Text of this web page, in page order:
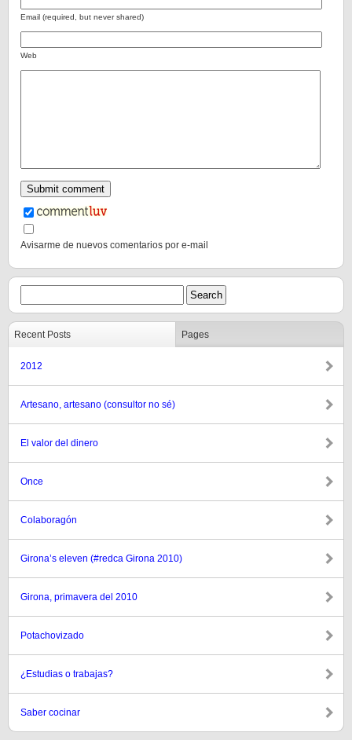
Email (required, but never shared)
Web
Avisarme de nuevos comentarios por e-mail
Recent Posts Pages
2012
Artesano, artesano (consultor no sé)
El valor del dinero
Once
Colaboragón
Girona’s eleven (#redca Girona 2010)
Girona, primavera del 2010
Potachovizado
¿Estudias o trabajas?
Saber cocinar